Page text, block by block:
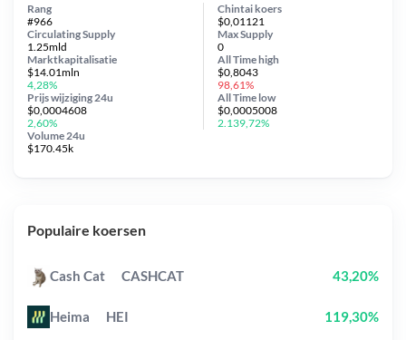
Chintai koers
$0,01121
Circulating Supply
1.25mld
Prijs wijziging 24u
$0,0004608
2,60%
Max Supply
0
Marktkapitalisatie
$14.01mln
4,28%
Volume 24u
$170.45k
Rang
#966
All Timehigh
$0,8043
98,61%
All Time low
$0,0005008
2.139,72%
Populaire koersen
Cash Cat CASHCAT 43,20%
Heima HEI 119,30%